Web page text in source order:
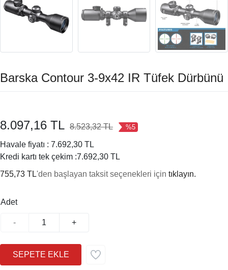
Barska Contour 3-9x42 IR Tüfek Dürbünü
8.097,16 TL 8.523,32 TL %5
Havale fiyatı : 7.692,30 TL
Kredi kartı tek çekim :7.692,30 TL
755,73 TL'den başlayan taksit seçenekleri için tıklayın.
Adet
- +